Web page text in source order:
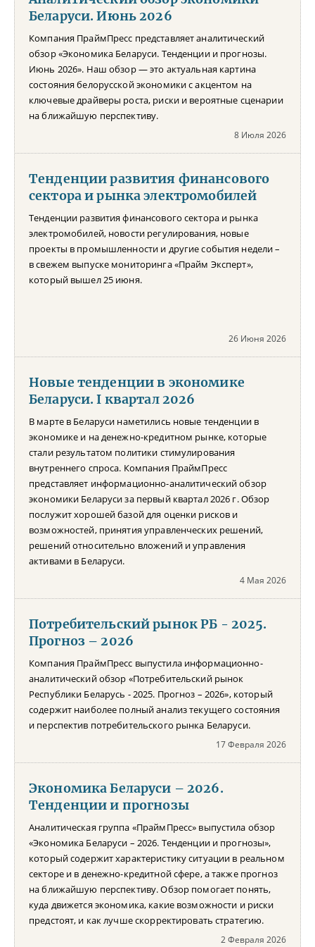
Беларуси. Июнь 2026
Компания ПраймПресс представляет аналитический
обзор «Экономика Беларуси. Тенденции и прогнозы.
Июнь 2026». Наш обзор — это актуальная картина
состояния белорусской экономики с акцентом на
ключевые драйверы роста, риски и вероятные сценарии
на ближайшую перспективу.
8 Июля 2026
Тенденции развития финансового
сектора и рынка электромобилей
Тенденции развития финансового сектора и рынка
электромобилей, новости регулирования, новые
проекты в промышленности и другие события недели –
в свежем выпуске мониторинга «Прайм Эксперт»,
который вышел 25 июня.
26 Июня 2026
Новые тенденции в экономике
Беларуси. I квартал 2026
В марте в Беларуси наметились новые тенденции в
экономике и на денежно-кредитном рынке, которые
стали результатом политики стимулирования
внутреннего спроса. Компания ПраймПресс
представляет информационно-аналитический обзор
экономики Беларуси за первый квартал 2026 г. Обзор
послужит хорошей базой для оценки рисков и
возможностей, принятия управленческих решений,
решений относительно вложений и управления
активами в Беларуси.
4 Мая 2026
Потребительский рынок РБ - 2025.
Прогноз – 2026
Компания ПраймПресс выпустила информационно-
аналитический обзор «Потребительский рынок
Республики Беларусь - 2025. Прогноз – 2026», который
содержит наиболее полный анализ текущего состояния
и перспектив потребительского рынка Беларуси.
17 Февраля 2026
Экономика Беларуси – 2026.
Тенденции и прогнозы
Аналитическая группа «ПраймПресс» выпустила обзор
«Экономика Беларуси – 2026. Тенденции и прогнозы»,
который содержит характеристику ситуации в реальном
секторе и в денежно-кредитной сфере, а также прогноз
на ближайшую перспективу. Обзор помогает понять,
куда движется экономика, какие возможности и риски
предстоят, и как лучше скорректировать стратегию.
2 Февраля 2026